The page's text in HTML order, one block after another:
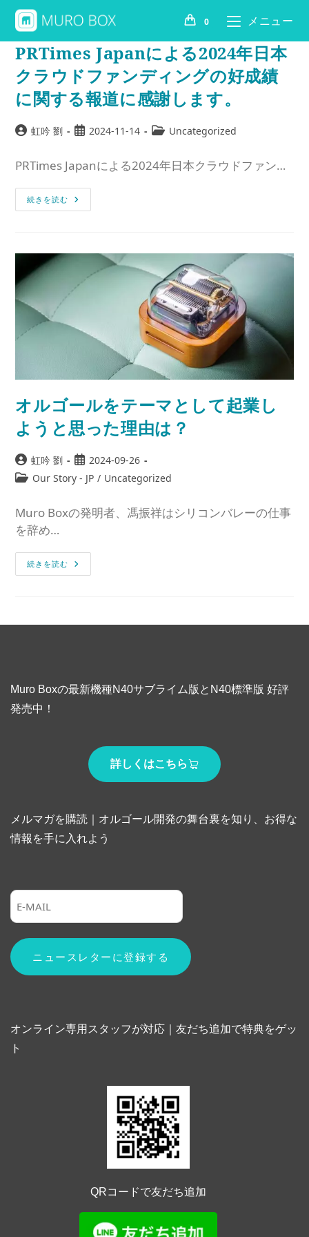
0 メニュー
PRTimes Japanによる2024年日本
クラウドファンディングの好成績
に関する報道に感謝します。
虹吟 劉 2024-11-14 Uncategorized
PRTimes Japanによる2024年日本クラウドファン…
続きを読む
オルゴールをテーマとして起業し
ようと思った理由は？
虹吟 劉
2024-09-26
Our Story - JP / Uncategorized
Muro Boxの発明者、馮振祥はシリコンバレーの仕事
を辞め…
続きを読む
Muro Boxの最新機種N40サブライム版とN40標準版 好評
発売中！
詳しくはこちら
メルマガを購読｜オルゴール開発の舞台裏を知り、お得な
情報を手に入れよう
オンライン専用スタッフが対応｜友だち追加で特典をゲッ
ト
QRコードで友だち追加